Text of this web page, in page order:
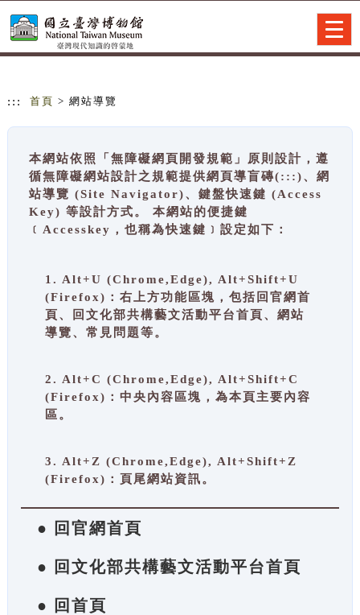
::: 首頁 > 網站導覽
本網站依照「無障礙網頁開發規範」原則設計，遵
循無障礙網站設計之規範提供網頁導盲磚(:::)、網
站導覽 (Site Navigator)、鍵盤快速鍵 (Access
Key) 等設計方式。 本網站的便捷鍵
﹝Accesskey，也稱為快速鍵﹞設定如下：
1. Alt+U (Chrome,Edge), Alt+Shift+U
(Firefox)：右上方功能區塊，包括回官網首
頁、回文化部共構藝文活動平台首頁、網站
導覽、常見問題等。
2. Alt+C (Chrome,Edge), Alt+Shift+C
(Firefox)：中央內容區塊，為本頁主要內容
區。
3. Alt+Z (Chrome,Edge), Alt+Shift+Z
(Firefox)：頁尾網站資訊。
● 回官網首頁
● 回文化部共構藝文活動平台首頁
● 回首頁